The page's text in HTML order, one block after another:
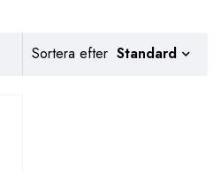
Sortera efter Standard